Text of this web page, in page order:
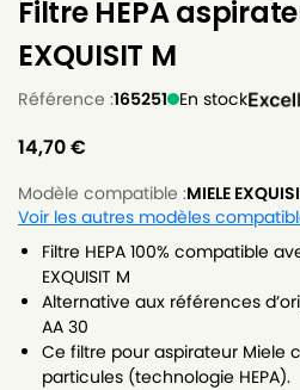
Filtre HEPA
EXQUISIT M
Référence :165251 En stock
14,70€
Modèle compatible :MIELE
Voir les autres modèles
Filtre HEPA 100% compatible
EXQUISIT M
Alternative aux références
AA 30
Ce filtre pour aspirateur Miele
particules (technologie HEPA).